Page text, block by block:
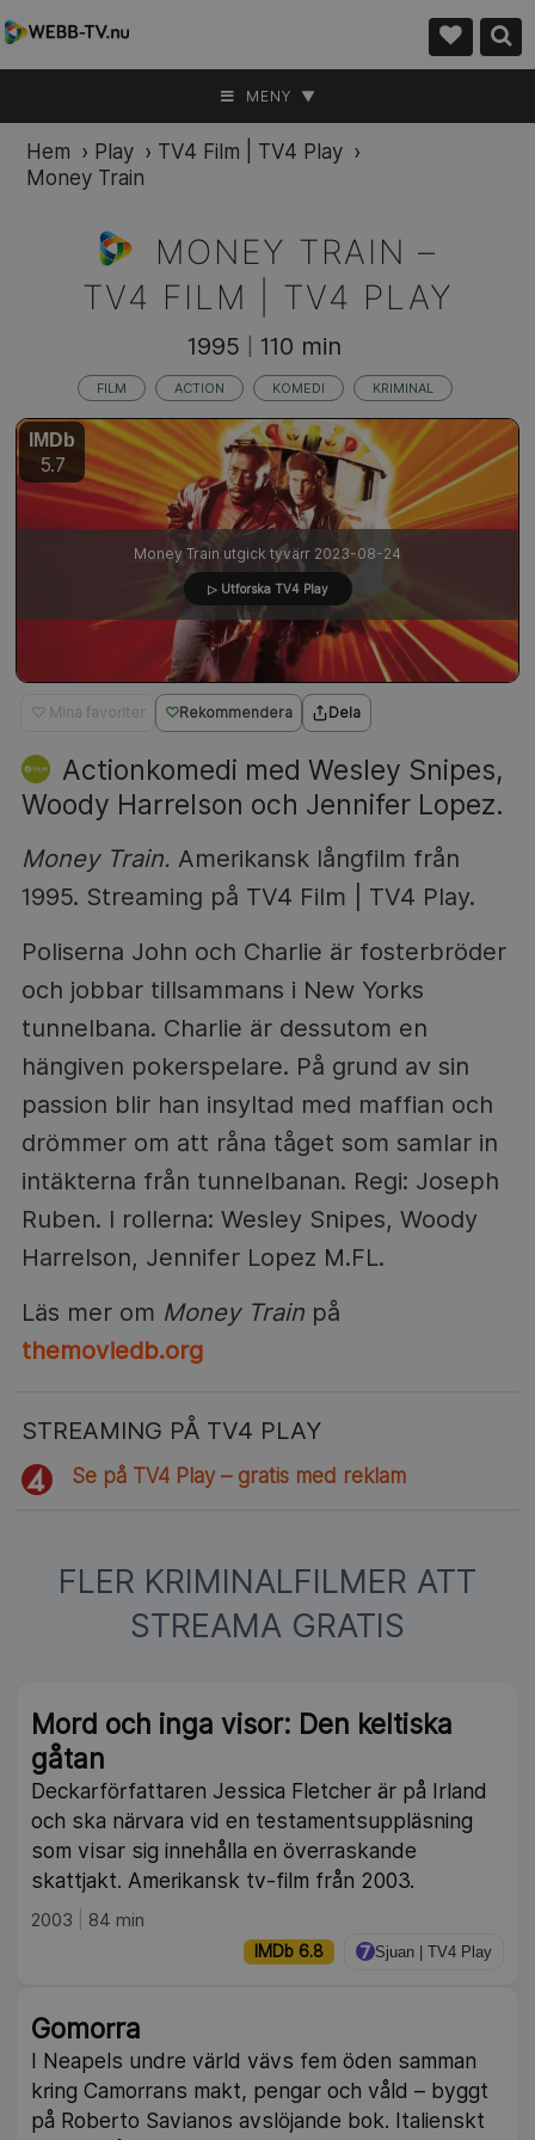
MENY ▼
Hem › Play › TV4 Film | TV4 Play ›
Money Train
MONEY TRAIN –
TV4 FILM | TV4 PLAY
♡ Mina favoriter Rekommendera Dela
Actionkomedi med Wesley Snipes,
Woody Harrelson och Jennifer Lopez.
Money Train. Amerikansk långfilm från
1995. Streaming på TV4 Film | TV4 Play.
Poliserna John och Charlie är fosterbröder
och jobbar tillsammans i New Yorks
tunnelbana. Charlie är dessutom en
hängiven pokerspelare. På grund av sin
passion blir han insyltad med maffian och
drömmer om att råna tåget som samlar in
intäkterna från tunnelbanan. Regi: Joseph
Ruben. I rollerna: Wesley Snipes, Woody
Harrelson, Jennifer Lopez M.FL.
Läs mer om Money Trainpå
themoviedb.org
Money Train utgick tyvärr 2023-08-24
▷ Utforska TV4 Play
STREAMING PÅ TV4 PLAY
Se på TV4 Play – gratis med reklam
1995 110 min
FILM ACTION KOMEDI KRIMINAL
IMDb
5.7
FLER KRIMINALFILMER ATT
STREAMA GRATIS
Mord och inga visor: Den keltiska
gåtan
Deckarförfattaren Jessica Fletcher är på Irland
och ska närvara vid en testamentsuppläsning
som visar sig innehålla en överraskande
skattjakt. Amerikansk tv-film från 2003.
2003 84 min
IMDb 6.8 Sjuan | TV4 Play
Gomorra
I Neapels undre värld vävs fem öden samman
kring Camorrans makt, pengar och våld – byggt
på Roberto Savianos avslöjande bok. Italienskt